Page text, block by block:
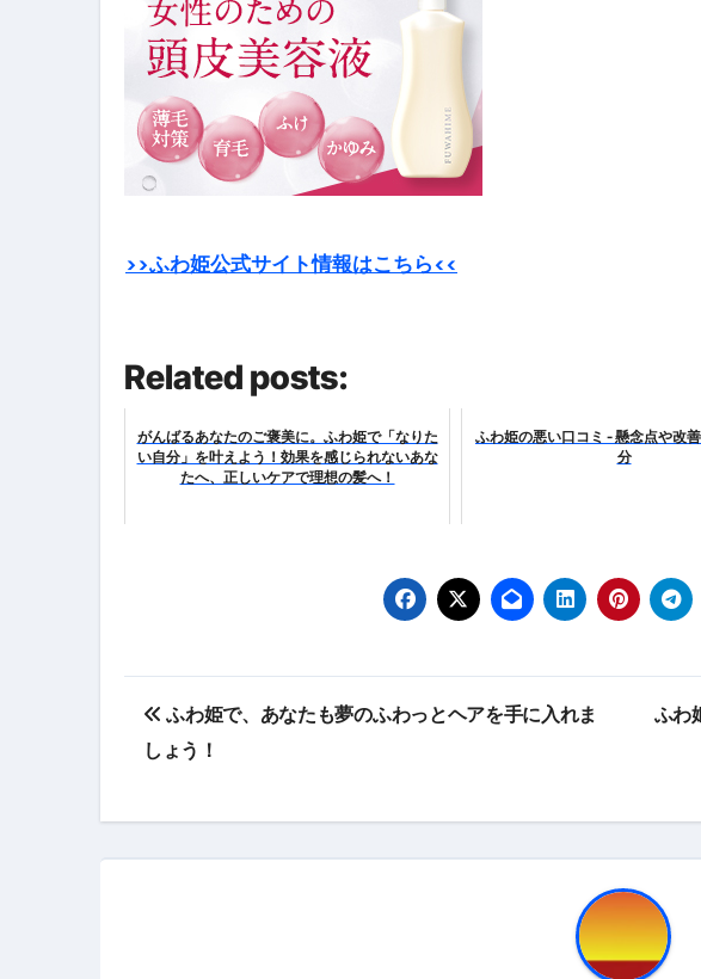
>>ふわ姫公式サイト情報はこちら<<
Related posts:
がんばるあなたのご褒美に。ふわ姫で「なりた
い自分」を叶えよう！効果を感じられないあな
たへ、正しいケアで理想の髪へ！
ふわ姫の悪い口コミ - 懸念点や改
分
投
稿
ふわ姫で、あなたも夢のふわっとヘアを手に入れま
しょう！
ふわ